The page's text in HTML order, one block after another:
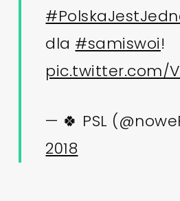
dla #samiswoi!
pic.twitter.com/
— 🍀 PSL
2018